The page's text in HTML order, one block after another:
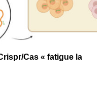
Cas « fatigue la